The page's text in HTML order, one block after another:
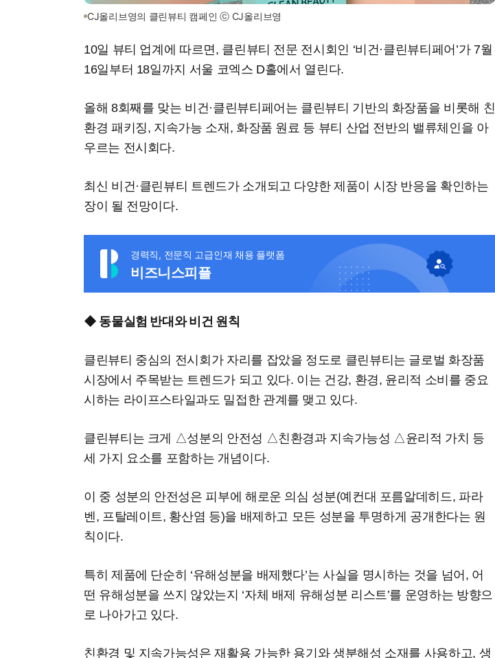
CJ올리브영의 클린뷰티 캠페인 ⓒ CJ올리브영
10일 뷰티 업계에 따르면, 클린뷰티 전문 전시회인 ‘비건·클린뷰티페어’가 7월
16일부터 18일까지 서울 코엑스 D홀에서 열린다.
올해 8회째를 맞는 비건·클린뷰티페어는 클린뷰티 기반의 화장품을 비롯해 친
환경 패키징, 지속가능 소재, 화장품 원료 등 뷰티 산업 전반의 밸류체인을 아
우르는 전시회다.
최신 비건·클린뷰티 트렌드가 소개되고 다양한 제품이 시장 반응을 확인하는
장이 될 전망이다.
경력직, 전문직 고급인재 채용 플랫폼
비즈니스피플
◆ 동물실험 반대와 비건 원칙
클린뷰티 중심의 전시회가 자리를 잡았을 정도로 클린뷰티는 글로벌 화장품
시장에서 주목받는 트렌드가 되고 있다. 이는 건강, 환경, 윤리적 소비를 중요
시하는 라이프스타일과도 밀접한 관계를 맺고 있다.
클린뷰티는 크게 △성분의 안전성 △친환경과 지속가능성 △윤리적 가치 등
세 가지 요소를 포함하는 개념이다.
이 중 성분의 안전성은 피부에 해로운 의심 성분(예컨대 포름알데히드, 파라
벤, 프탈레이트, 황산염 등)을 배제하고 모든 성분을 투명하게 공개한다는 원
칙이다.
특히 제품에 단순히 ‘유해성분을 배제했다’는 사실을 명시하는 것을 넘어, 어
떤 유해성분을 쓰지 않았는지 ‘자체 배제 유해성분 리스트’를 운영하는 방향으
로 나아가고 있다.
친환경 및 지속가능성은 재활용 가능한 용기와 생분해성 소재를 사용하고, 생